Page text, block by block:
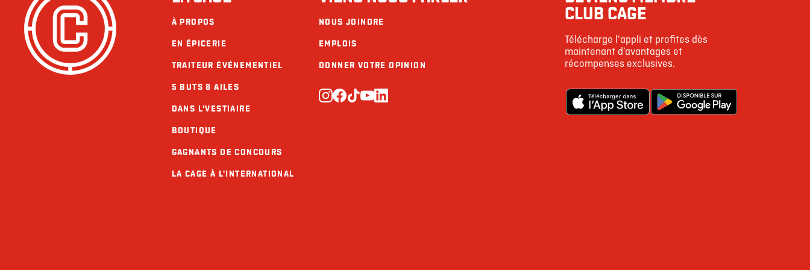
À PROPOS
EN ÉPICERIE
TRAITEUR ÉVÉNEMENTIEL
5 BUTS 8 AILES
DANS L'VESTIAIRE
BOUTIQUE
GAGNANTS DE CONCOURS
LA CAGE À L'INTERNATIONAL
NOUS JOINDRE
EMPLOIS
DONNER VOTRE OPINION
CLUB CAGE
Télécharge l'appli et profites dès
maintenant d’avantages et
récompenses exclusives.